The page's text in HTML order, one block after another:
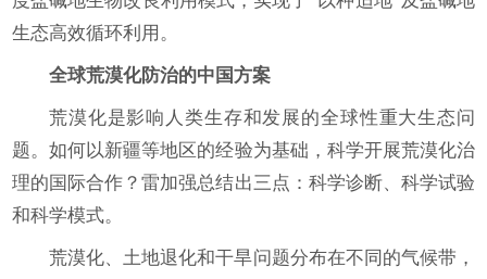
生态高效循环利用。
全球荒漠化防治的中国方案
荒漠化是影响人类生存和发展的全球性重大生态问
题。如何以新疆等地区的经验为基础，科学开展荒漠化治
理的国际合作？雷加强总结出三点：科学诊断、科学试验
和科学模式。
荒漠化、土地退化和干旱问题分布在不同的气候带，